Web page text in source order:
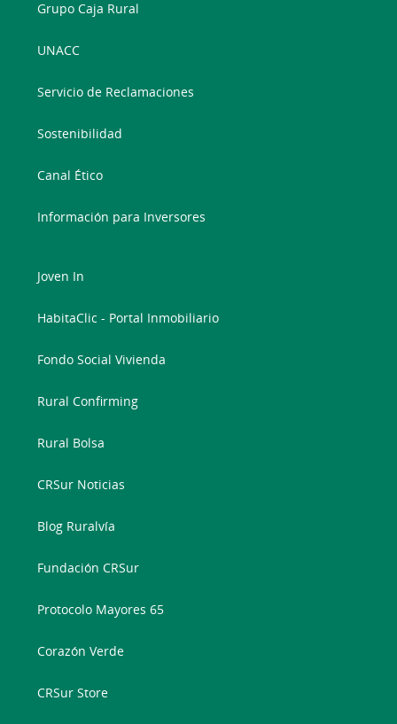
Grupo Caja Rural
UNACC
Servicio de Reclamaciones
Sostenibilidad
Canal Ético
Información para Inversores
Joven In
HabitaClic - Portal Inmobiliario
Fondo Social Vivienda
Rural Confirming
Rural Bolsa
CRSur Noticias
Blog Ruralvía
Fundación CRSur
Protocolo Mayores 65
Corazón Verde
CRSur Store